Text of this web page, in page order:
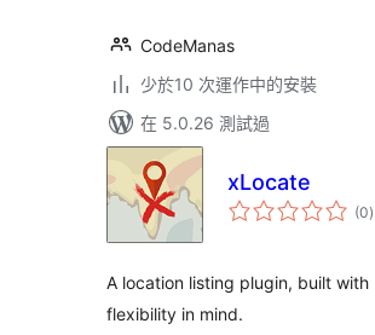
CodeManas
少於10 次運作中的安裝
在 5.0.26 測試過
xLocate
(0總
評)
A location listing plugin, built with
flexibility in mind.